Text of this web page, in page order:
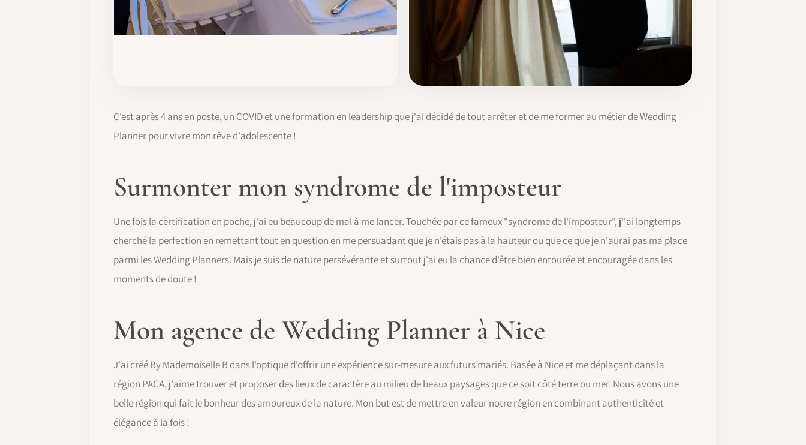
C'est après 4 ans en poste, un COVID et une formation en leadership que j'ai décidé de tout arrêter et de me former au métier de Wedding
Planner pour vivre mon rêve d'adolescente !
Surmonter mon syndrome de l'imposteur
Une fois la certification en poche, j'ai eu beaucoup de mal à me lancer. Touchée par ce fameux "syndrome de l'imposteur", j''ai longtemps
cherché la perfection en remettant tout en question en me persuadant que je n'étais pas à la hauteur ou que ce que je n'aurai pas ma place
parmi les Wedding Planners. Mais je suis de nature persévérante et surtout j'ai eu la chance d'être bien entourée et encouragée dans les
moments de doute !
Mon agence de Wedding Planner à Nice
J'ai créé By Mademoiselle B dans l'optique d'offrir une expérience sur-mesure aux futurs mariés. Basée à Nice et me déplaçant dans la
région PACA, j'aime trouver et proposer des lieux de caractère au milieu de beaux paysages que ce soit côté terre ou mer. Nous avons une
belle région qui fait le bonheur des amoureux de la nature. Mon but est de mettre en valeur notre région en combinant authenticité et
élégance à la fois !